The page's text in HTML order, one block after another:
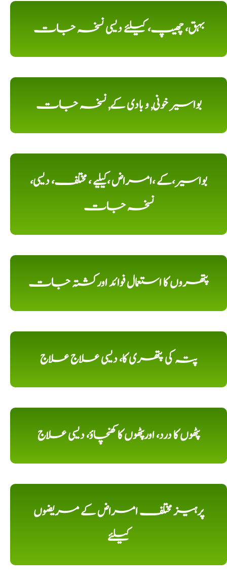
بہق، چھیپ، کیلئے دیسی نسخہ جات
بواسیر خونی, و بادی کے, نسخہ جات
بواسیر،کے ،امراض ،کیلیے ، مختلف، دیسی،
نسخہ جات
پتھروں کا استعمال فوائد اورکشتہ جات
پتہ کی پتھری کا، دیسی علاج علاج
پٹھوں کا درد، اورپٹھوں کا کھنچاؤ، دیسی علاج
پرہیز مختلف امراض کے مریضوں
کیلئے